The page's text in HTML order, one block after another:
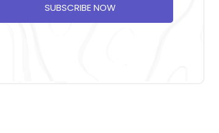
SUBSCRIBE NOW